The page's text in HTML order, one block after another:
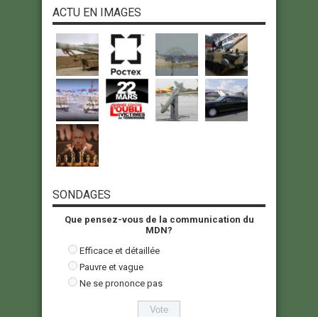
ACTU EN IMAGES
SONDAGES
Que pensez-vous de la communication du
MDN?
Efficace et détaillée
Pauvre et vague
Ne se prononce pas